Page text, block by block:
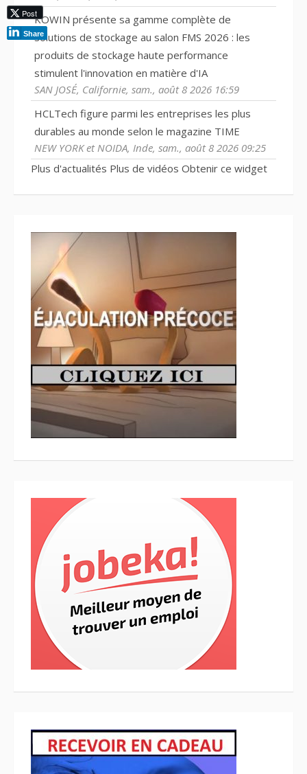
KOWIN présente sa gamme complète de
solutions de stockage au salon FMS 2026 : les
produits de stockage haute performance
stimulent l'innovation en matière d'IA
SAN JOSÉ, Californie, sam., août 8 2026 16:59
HCLTech figure parmi les entreprises les plus
durables au monde selon le magazine TIME
NEW YORK et NOIDA, Inde, sam., août 8 2026 09:25
Plus d'actualités Plus de vidéos Obtenir ce widget
Post
Share